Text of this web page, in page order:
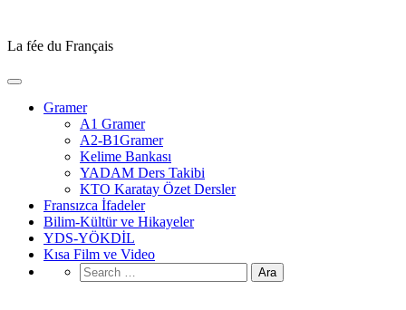
content
La fée du Français
Gramer
A1 Gramer
A2-B1Gramer
Kelime Bankası
YADAM Ders Takibi
KTO Karatay Özet Dersler
Fransızca İfadeler
Bilim-Kültür ve Hikayeler
YDS-YÖKDİL
Kısa Film ve Video